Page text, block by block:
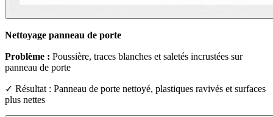
Nettoyage panneau de porte
Problème : Poussière, traces blanches et saletés incrustées sur
panneau de porte
✓ Résultat : Panneau de porte nettoyé, plastiques ravivés et surfaces
plus nettes